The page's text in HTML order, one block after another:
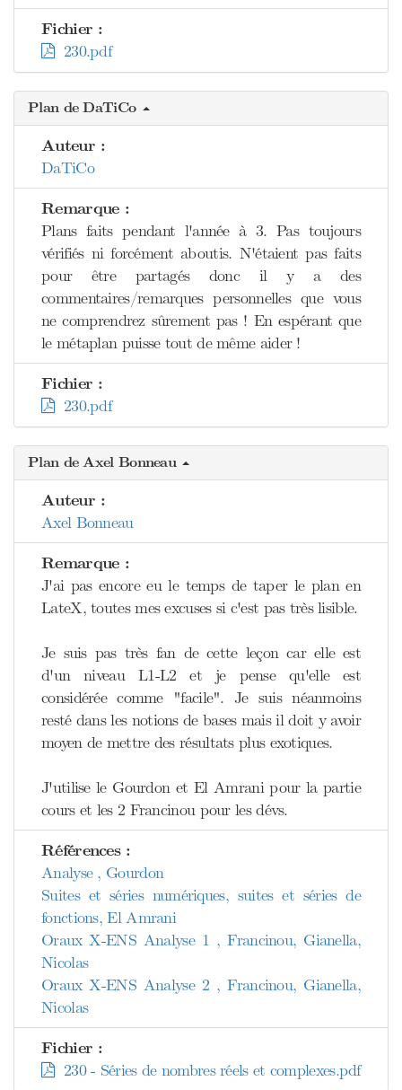
Fichier :
230.pdf
Plan de DaTiCo
Auteur :
DaTiCo
Remarque :
Plans faits pendant l'année à 3. Pas toujours
vérifiés ni forcément aboutis. N'étaient pas faits
pour être partagés donc il y a des
commentaires/remarques personnelles que vous
ne comprendrez sûrement pas ! En espérant que
le métaplan puisse tout de même aider !
Fichier :
230.pdf
Plan de Axel Bonneau
Auteur :
Axel Bonneau
Remarque :
J'ai pas encore eu le temps de taper le plan en
LateX, toutes mes excuses si c'est pas très lisible.
Je suis pas très fan de cette leçon car elle est
d'un niveau L1-L2 et je pense qu'elle est
considérée comme "facile". Je suis néanmoins
resté dans les notions de bases mais il doit y avoir
moyen de mettre des résultats plus exotiques.
J'utilise le Gourdon et El Amrani pour la partie
cours et les 2 Francinou pour les dévs.
Références :
Analyse , Gourdon
Suites et séries numériques, suites et séries de
fonctions, El Amrani
Oraux X-ENS Analyse 1 , Francinou, Gianella,
Nicolas
Oraux X-ENS Analyse 2 , Francinou, Gianella,
Nicolas
Fichier :
230 - Séries de nombres réels et complexes.pdf